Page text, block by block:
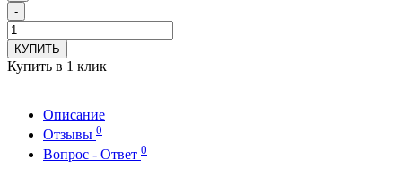
-
КУПИТЬ
Купить в 1 клик
Описание
Отзывы 0
Вопрос - Ответ 0